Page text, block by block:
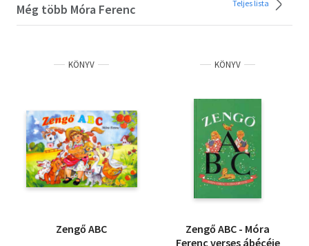
Még több Móra Ferenc Teljes lista
KÖNYV
Zengő ABC
KÖNYV
Zengő ABC - Móra
Ferenc verses ábécéje